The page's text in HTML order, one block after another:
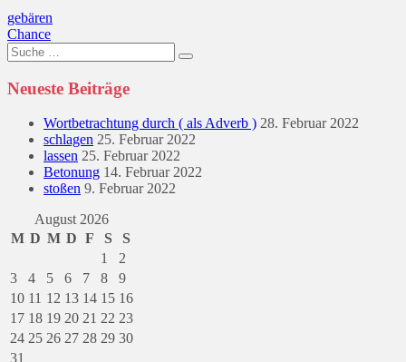
Beitragsnavigation
gebären
Chance
Suche
nach:
Neueste Beiträge
Wortbetrachtung durch ( als Adverb ) 28. Februar 2022
schlagen 25. Februar 2022
lassen 25. Februar 2022
Betonung 14. Februar 2022
stoßen 9. Februar 2022
August 2026
M D M D F S
S
1
2
3
4 5 6 7 8
9
10 11 12 13 14 15 16
17 18 19 20 21 22 23
24 25 26 27 28 29 30
31